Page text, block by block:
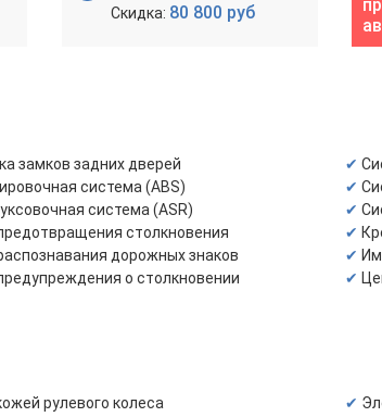
80 800 руб
замков задних дверей
система (ABS)
система (ASR)
столкновения
дорожных знаков
о столкновении
рулевого колеса